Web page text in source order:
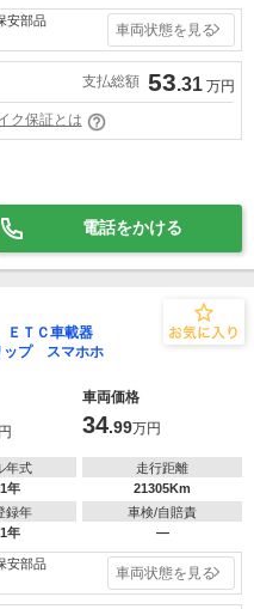
安部品
車両状態を見る
支払総額 53.31 万円
ク保証とは
電話をかける
ＥＴＣ車載器
ップ スマホホ
車両価格
34.99万円
年式
年
走行距離
21305Km
録年
年
車検/自賠責
―
安部品
車両状態を見る